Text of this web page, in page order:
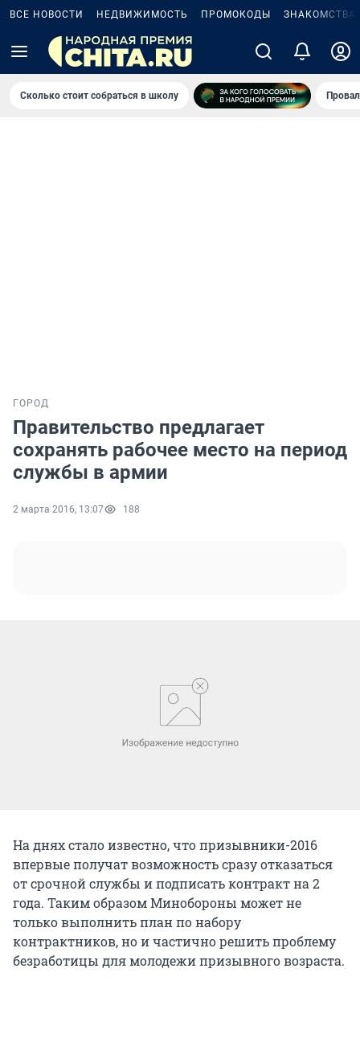
ВСЕ НОВОСТИ НЕДВИЖИМОСТЬ ПРОМОКОДЫ ЗНАКОМСТВА
Сколько стоит собраться в школу
ГОРОД
Правительство предлагает
сохранять рабочее место на период
службы в армии
2 марта 2016, 13:07 188
На днях стало известно, что призывники-2016
впервые получат возможность сразу отказаться
от срочной службы и подписать контракт на 2
года. Таким образом Минобороны может не
только выполнить план по набору
контрактников, но и частично решить проблему
безработицы для молодежи призывного возраста.